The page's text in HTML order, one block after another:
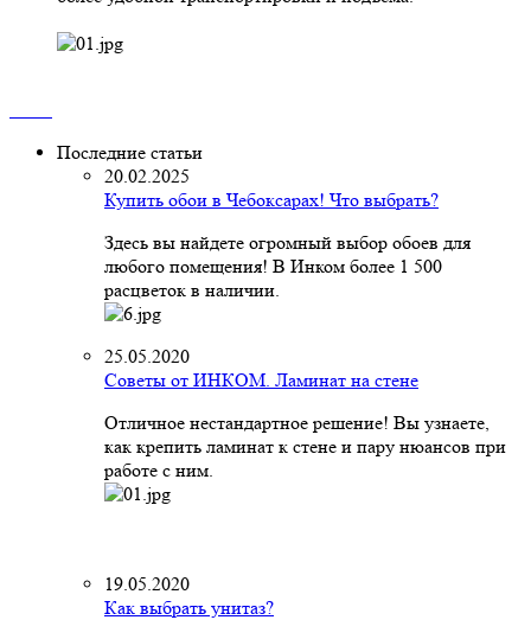
Последние статьи
20.02.2025
Купить обои в Чебоксарах! Что выбрать?
Здесь вы найдете огромный выбор обоев для
любого помещения! В Инком более 1 500
расцветок в наличии.
25.05.2020
Советы от ИНКОМ. Ламинат на стене
Отличное нестандартное решение! Вы узнаете,
как крепить ламинат к стене и пару нюансов при
работе с ним.
19.05.2020
Как выбрать унитаз?